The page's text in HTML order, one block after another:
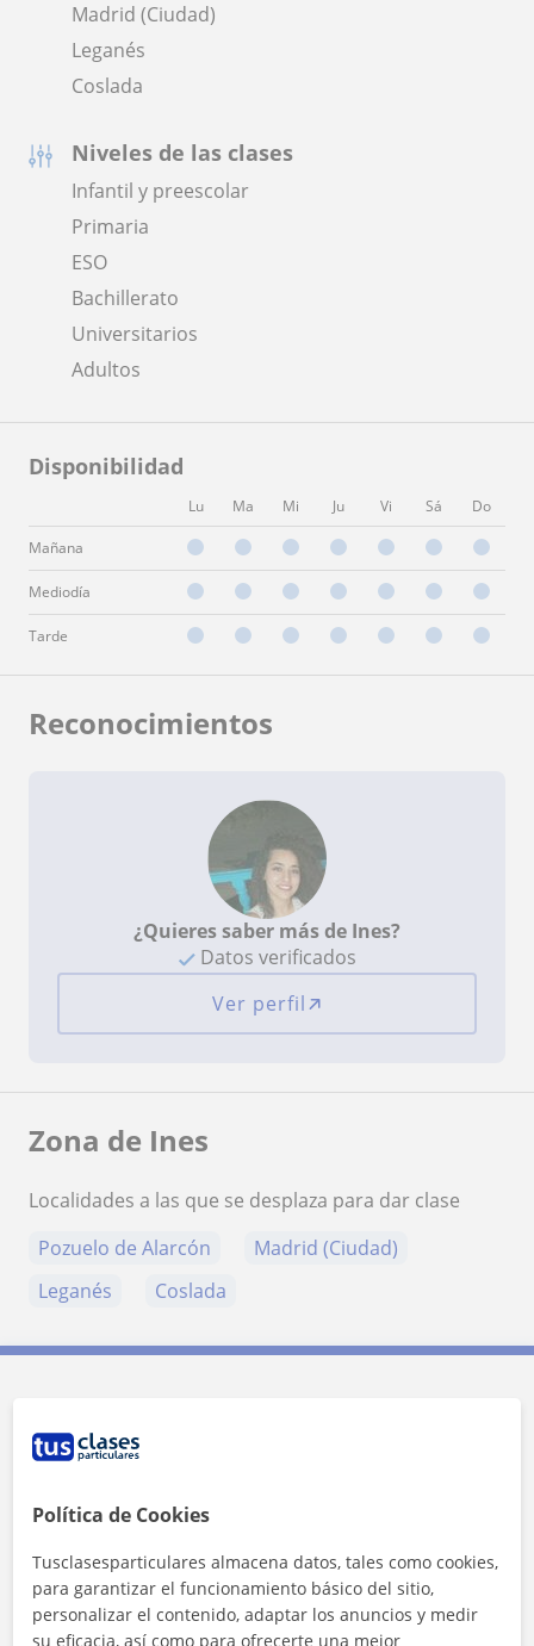
Madrid (Ciudad)
Leganés
Coslada
Niveles de las clases
Infantil y preescolar
Primaria
ESO
Bachillerato
Universitarios
Adultos
Disponibilidad
Lu Ma Mi Ju Vi Sá Do
Mañana
Mediodía
Tarde
Reconocimientos
¿Quieres saber más de Ines?
Datos verificados
Ver perfil
Zona de Ines
Localidades a las que se desplaza para dar clase
Pozuelo de Alarcón
Madrid (Ciudad)
Leganés
Coslada
Política de Cookies
Tusclasesparticulares almacena datos, tales como cookies,
para garantizar el funcionamiento básico del sitio,
personalizar el contenido, adaptar los anuncios y medir
su eficacia, así como para ofrecerte una mejor